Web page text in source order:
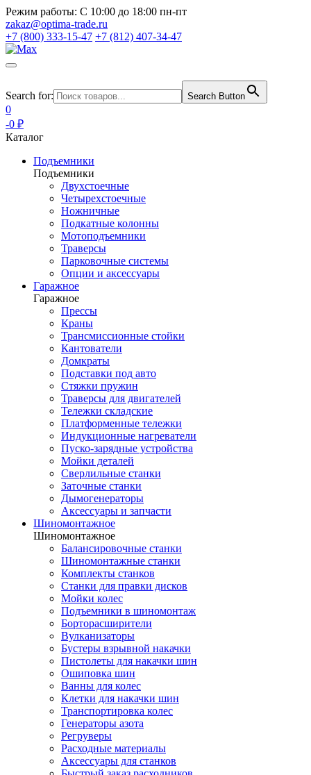
Режим работы: С 10:00 до 18:00 пн-пт
zakaz@optima-trade.ru
+7 (800) 333-15-47 +7 (812) 407-34-47
Search for: Search Button
0
-0 ₽
Каталог
Подъемники
Подъемники
Двухстоечные
Четырехстоечные
Ножничные
Подкатные колонны
Мотоподъемники
Траверсы
Парковочные системы
Опции и аксессуары
Гаражное
Гаражное
Прессы
Краны
Трансмиссионные стойки
Кантователи
Домкраты
Подставки под авто
Стяжки пружин
Траверсы для двигателей
Тележки складские
Платформенные тележки
Индукционные нагреватели
Пуско-зарядные устройства
Мойки деталей
Сверлильные станки
Заточные станки
Дымогенераторы
Аксессуары и запчасти
Шиномонтажное
Шиномонтажное
Балансировочные станки
Шиномонтажные станки
Комплекты станков
Станки для правки дисков
Мойки колес
Подъемники в шиномонтаж
Борторасширители
Вулканизаторы
Бустеры взрывной накачки
Пистолеты для накачки шин
Ошиповка шин
Ванны для колес
Клетки для накачки шин
Транспортировка колес
Генераторы азота
Регруверы
Расходные материалы
Аксессуары для станков